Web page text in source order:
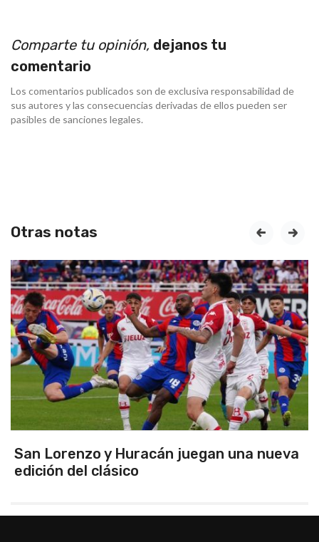
Comparte tu opinión, dejanos tu
comentario
Los comentarios publicados son de exclusiva responsabilidad de
sus autores y las consecuencias derivadas de ellos pueden ser
pasibles de sanciones legales.
Otras notas
San Lorenzo y Huracán juegan una nueva
edición del clásico
prev next